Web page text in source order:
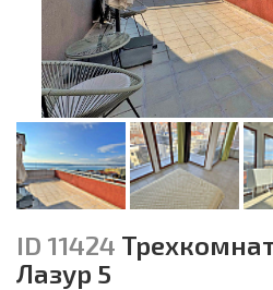
ID 11424
Лазур 5